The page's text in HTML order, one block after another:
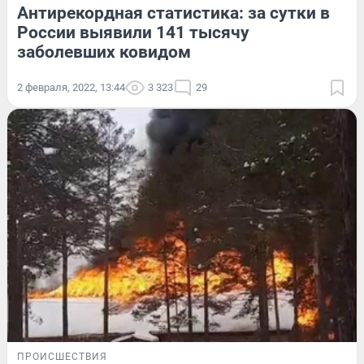
Антирекордная статистика: за сутки в
России выявили 141 тысячу
заболевших ковидом
2 февраля, 2022, 13:44 3 323 29
ПРОИСШЕСТВИЯ